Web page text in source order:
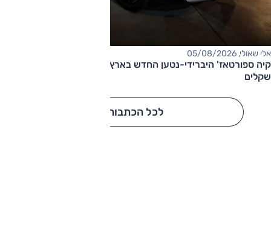
אלי שאולי, 05/08/2026
שקלים
לכל הכתבות